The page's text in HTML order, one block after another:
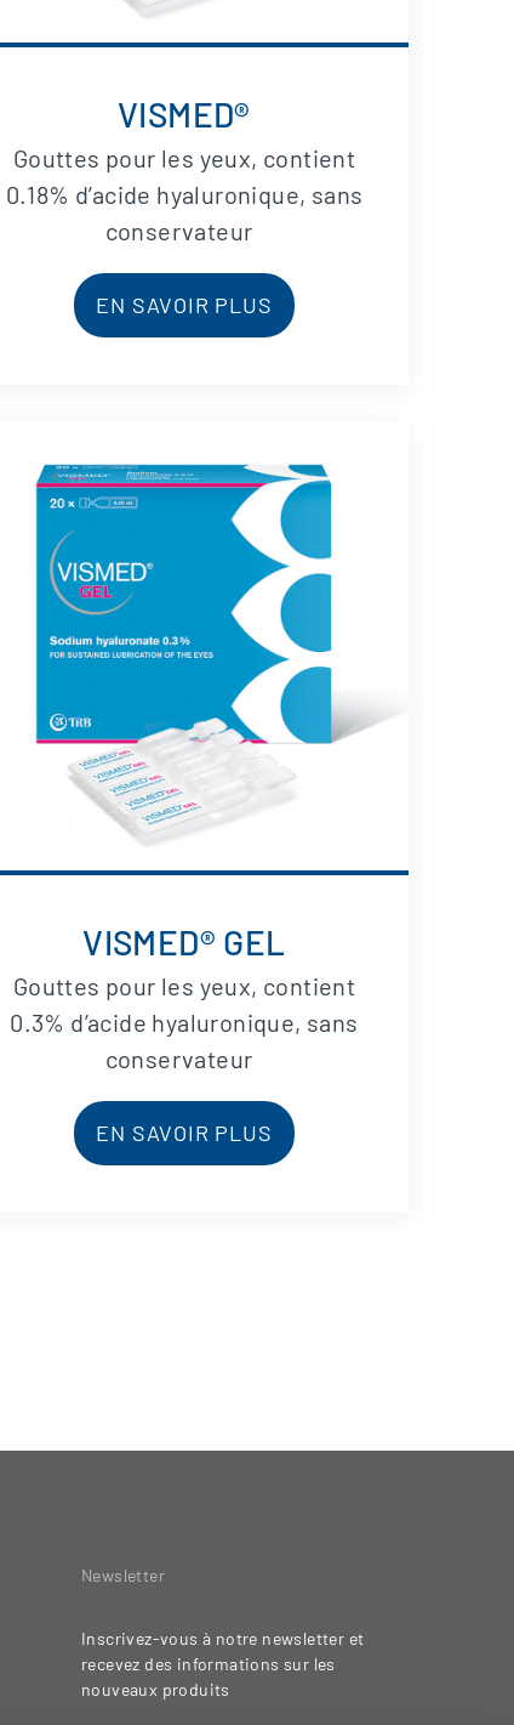
VISMED®
Gouttes pour les yeux, contient
0.18% d’acide hyaluronique, sans
conservateur
EN SAVOIR PLUS
VISMED® GEL
Gouttes pour les yeux, contient
0.3% d’acide hyaluronique, sans
conservateur
EN SAVOIR PLUS
Newsletter
Inscrivez-vous à notre newsletter et
recevez des informations sur les
nouveaux produits